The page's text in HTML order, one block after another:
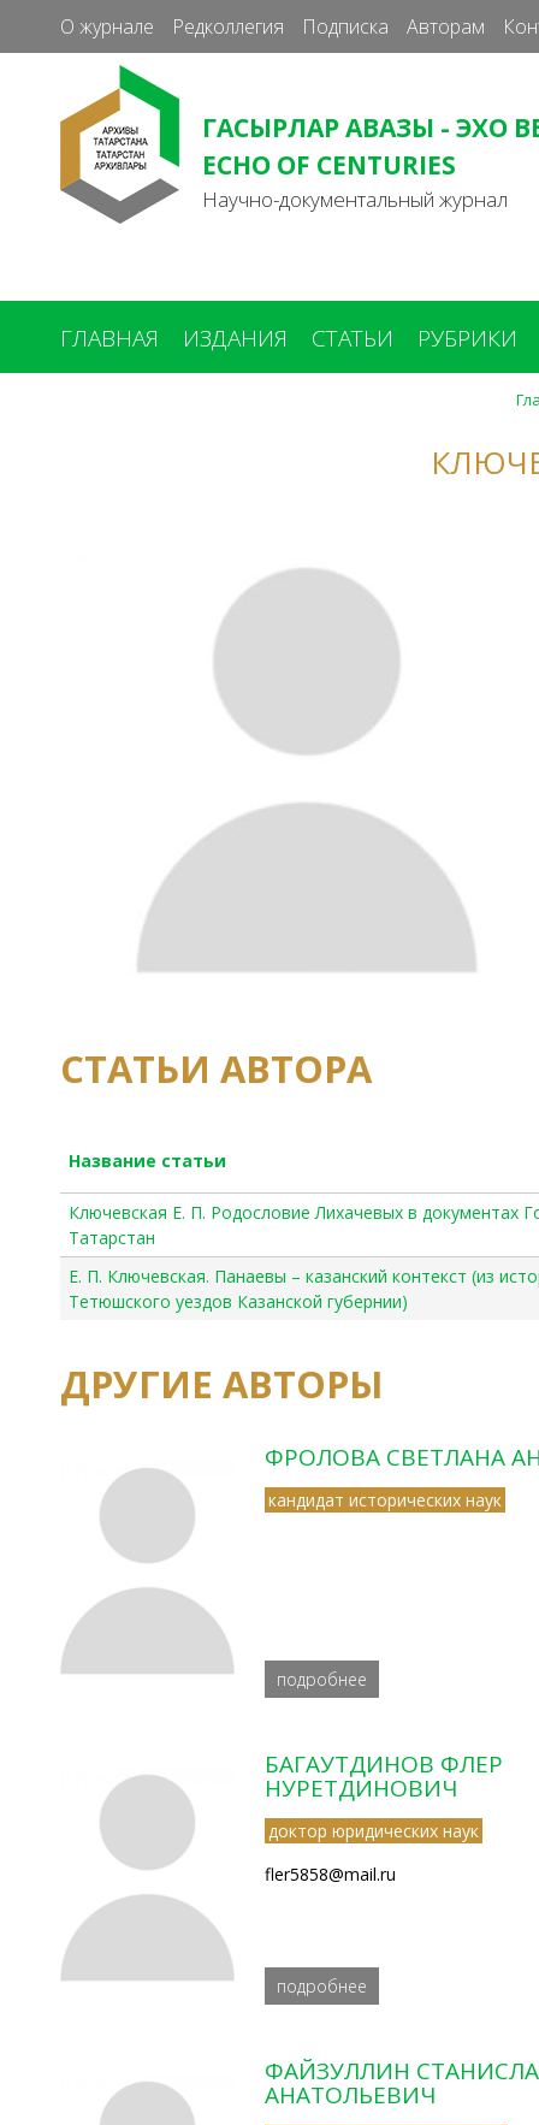
О журнале Редколлегия Подписка Авторам
ГАСЫРЛАР АВАЗЫ - ЭХО
ECHO OF CENTURIES
Научно-документальный журнал
ГЛАВНАЯ ИЗДАНИЯ СТАТЬИ РУБРИКИ
СТАТЬИ АВТОРА
Название статьи
Ключевская Е. П. Родословие Лихачевых в документах
Татарстан
Е. П. Ключевская. Панаевы – казанский контекст (из
Тетюшского уездов Казанской губернии)
ДРУГИЕ АВТОРЫ
ФРОЛОВА СВЕТЛАНА
кандидат исторических наук
подробнее
БАГАУТДИНОВ ФЛЕР
НУРЕТДИНОВИЧ
доктор юридических наук
fler5858@mail.ru
подробнее
ФАЙЗУЛЛИН
АНАТОЛЬЕВИЧ